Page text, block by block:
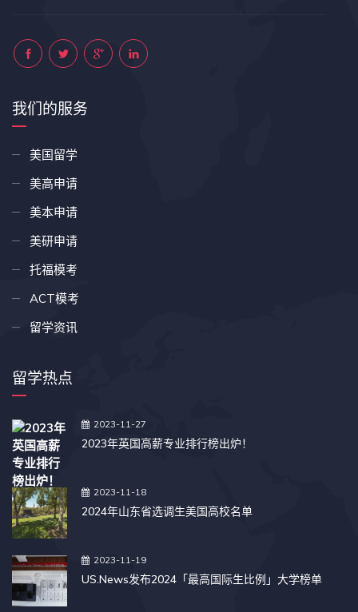
我们的服务
美国留学
美高申请
美本申请
美研申请
托福模考
ACT模考
留学资讯
留学热点
2023-11-27
2023年英国高薪专业排行榜出炉！
2023-11-18
2024年山东省选调生美国高校名单
2023-11-19
US.News发布2024「最高国际生比例」大学榜单